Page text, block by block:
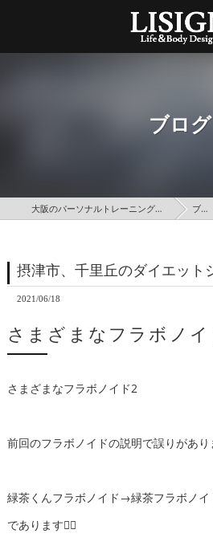
ブログ
大阪のパーソナルトレーニングはLISIGN ブログ
摂津市、千里丘のダイエット
2021/06/18
さまざまなフラボノ
さまざまなフラボノイド2
前回のフラボノイドの説明で誤りがあり
緑茶くんフラボノイド→緑茶フラボノイ
であります🙇‍♂️